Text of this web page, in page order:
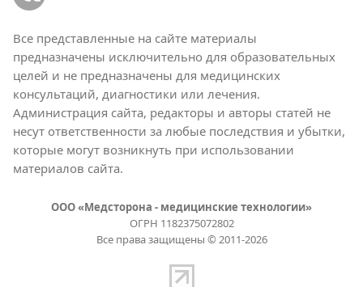
Все представленные на сайте материалы
предназначены исключительно для образовательных
целей и не предназначены для медицинских
консультаций, диагностики или лечения.
Администрация сайта, редакторы и авторы статей не
несут ответственности за любые последствия и убытки,
которые могут возникнуть при использовании
материалов сайта.
ООО «Медсторона - медицинские технологии»
ОГРН 1182375072802
Все права защищены © 2011-2026